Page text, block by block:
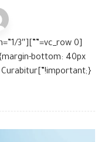
bottom: 40px
Curabitur